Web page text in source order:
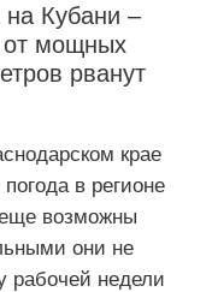
на Кубани –
от мощных
рванут
крае
в регионе
возможны
они не
рабочей недели